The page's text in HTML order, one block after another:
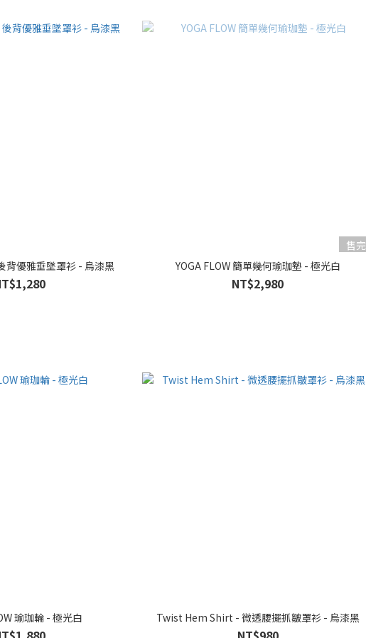
- 後背優雅垂墜罩衫 - 烏漆黑
售完
YOGA FLOW 簡單幾何瑜珈墊 - 極光白
NT$2,980
瑜珈輪 - 極光白 Twist Hem Shirt - 微透腰擺抓皺罩衫 - 烏漆黑